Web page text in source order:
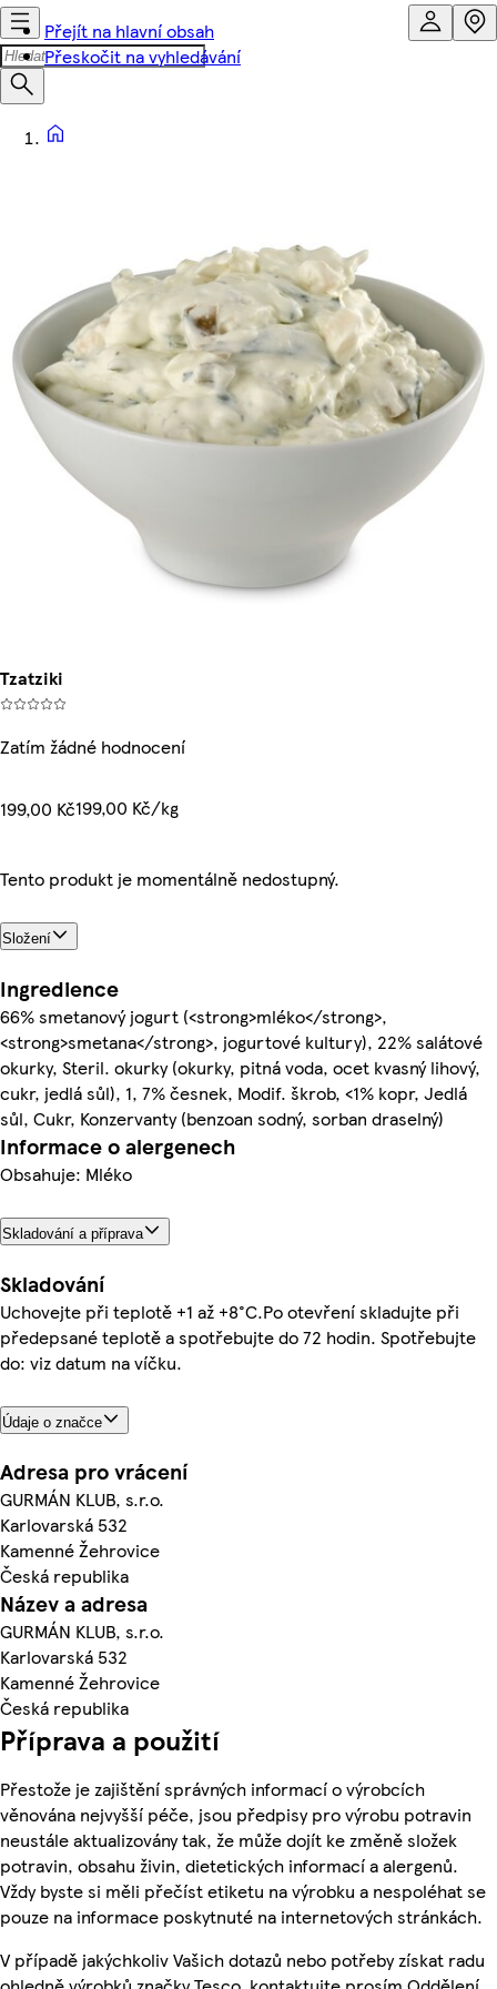
Přejít na hlavní obsah
Přeskočit na vyhledávání
Tzatziki
Zatím žádné hodnocení
199,00 Kč199,00 Kč/kg
Tento produkt je momentálně nedostupný.
Složení
Ingredience
66% smetanový jogurt (<strong>mléko</strong>,
<strong>smetana</strong>, jogurtové kultury), 22% salátové
okurky, Steril. okurky (okurky, pitná voda, ocet kvasný lihový,
cukr, jedlá sůl), 1, 7% česnek, Modif. škrob, <1% kopr, Jedlá
sůl, Cukr, Konzervanty (benzoan sodný, sorban draselný)
Informace o alergenech
Obsahuje: Mléko
Skladování a příprava
Skladování
Uchovejte při teplotě +1 až +8°C.Po otevření skladujte při
předepsané teplotě a spotřebujte do 72 hodin. Spotřebujte
do: viz datum na víčku.
Údaje o značce
Adresa pro vrácení
GURMÁN KLUB, s.r.o.
Karlovarská 532
Kamenné Žehrovice
Česká republika
Název a adresa
GURMÁN KLUB, s.r.o.
Karlovarská 532
Kamenné Žehrovice
Česká republika
Příprava a použití
Přestože je zajištění správných informací o výrobcích
věnována nejvyšší péče, jsou předpisy pro výrobu potravin
neustále aktualizovány tak, že může dojít ke změně složek
potravin, obsahu živin, dietetických informací a alergenů.
Vždy byste si měli přečíst etiketu na výrobku a nespoléhat se
pouze na informace poskytnuté na internetových stránkách.
V případě jakýchkoliv Vašich dotazů nebo potřeby získat radu